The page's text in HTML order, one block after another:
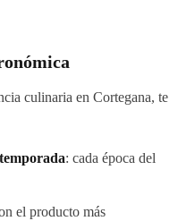
culinaria en Cortegana, te
: cada época del
el producto más